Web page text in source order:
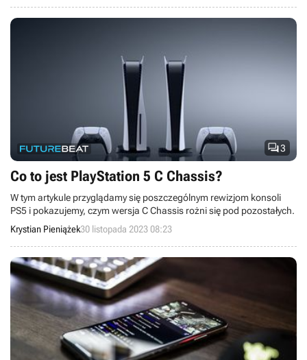
3
Co to jest PlayStation 5 C Chassis?
W tym artykule przyglądamy się poszczególnym rewizjom konsoli
PS5 i pokazujemy, czym wersja C Chassis rożni się pod pozostałych.
Krystian Pieniążek30 listopada 2023 08:23